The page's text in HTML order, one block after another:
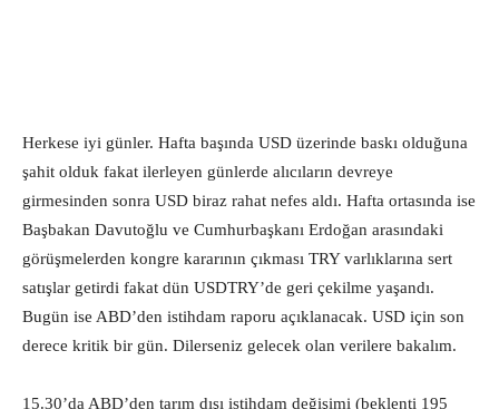
Herkese iyi günler. Hafta başında USD üzerinde baskı olduğuna
şahit olduk fakat ilerleyen günlerde alıcıların devreye
girmesinden sonra USD biraz rahat nefes aldı. Hafta ortasında ise
Başbakan Davutoğlu ve Cumhurbaşkanı Erdoğan arasındaki
görüşmelerden kongre kararının çıkması TRY varlıklarına sert
satışlar getirdi fakat dün USDTRY’de geri çekilme yaşandı.
Bugün ise ABD’den istihdam raporu açıklanacak. USD için son
derece kritik bir gün. Dilerseniz gelecek olan verilere bakalım.
15.30’da ABD’den tarım dışı istihdam değişimi (beklenti 195